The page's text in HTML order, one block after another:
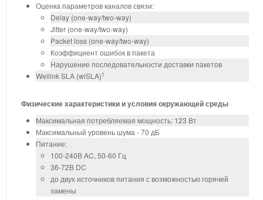
Оценка параметров каналов связи:
Delay (one-way/two-way)
Jitter (one-way/two-way)
Packet loss (one-way/two-way)
Коэффициент ошибок в пакета
Нарушение последовательности доставки пакетов
Wellink SLA (wiSLA)1
Физические характеристики и условия окружающей среды
Максимальная потребляемая мощность: 123 Вт
Максимальный уровень шума - 70 дБ
Питание:
100-240В AC, 50-60 Гц
36-72В DC
до двух источников питания с возможностью горячей
замены